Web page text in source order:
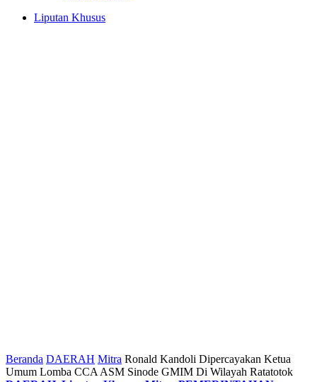
Liputan Khusus
Beranda DAERAH Mitra Ronald Kandoli Dipercayakan Ketua
Umum Lomba CCA ASM Sinode GMIM Di Wilayah Ratatotok